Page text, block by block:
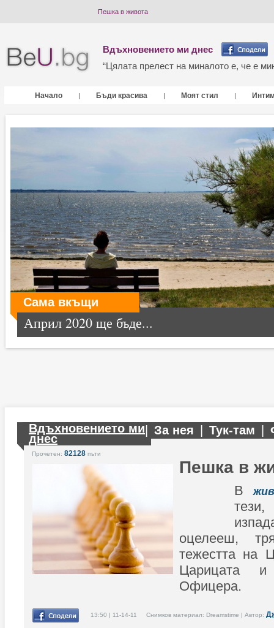
Пешка в живота
Вдъхновението ми днес
“Цялата прелест на миналото е, че е
Начало | Бъди красива | Моят стил |
Сама вкъщи
Април 2020 ще бъде...
Вдъхновението ми
днес
За нея Тук-там
Прочетен: 82128 пъти
Пешка в
В
тези,
оцелееш,
тежестта на
Царицата и
Офицера.
13:50 | 11-14-11 Снимков материал: Dreamstime | Автор: